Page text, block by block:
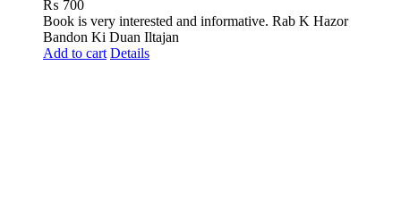
₨ 700
Book is very interested and informative. Rab K Hazor
Bandon Ki Duan Iltajan
Add to cart Details